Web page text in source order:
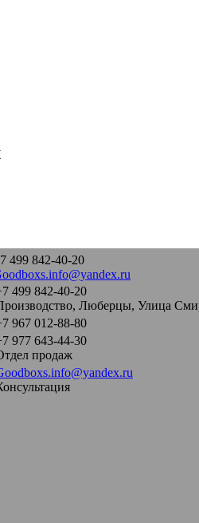
499 842-40-20
499 842-40-20
Люберцы, Улица
967 012-88-80
977 643-44-30
продаж